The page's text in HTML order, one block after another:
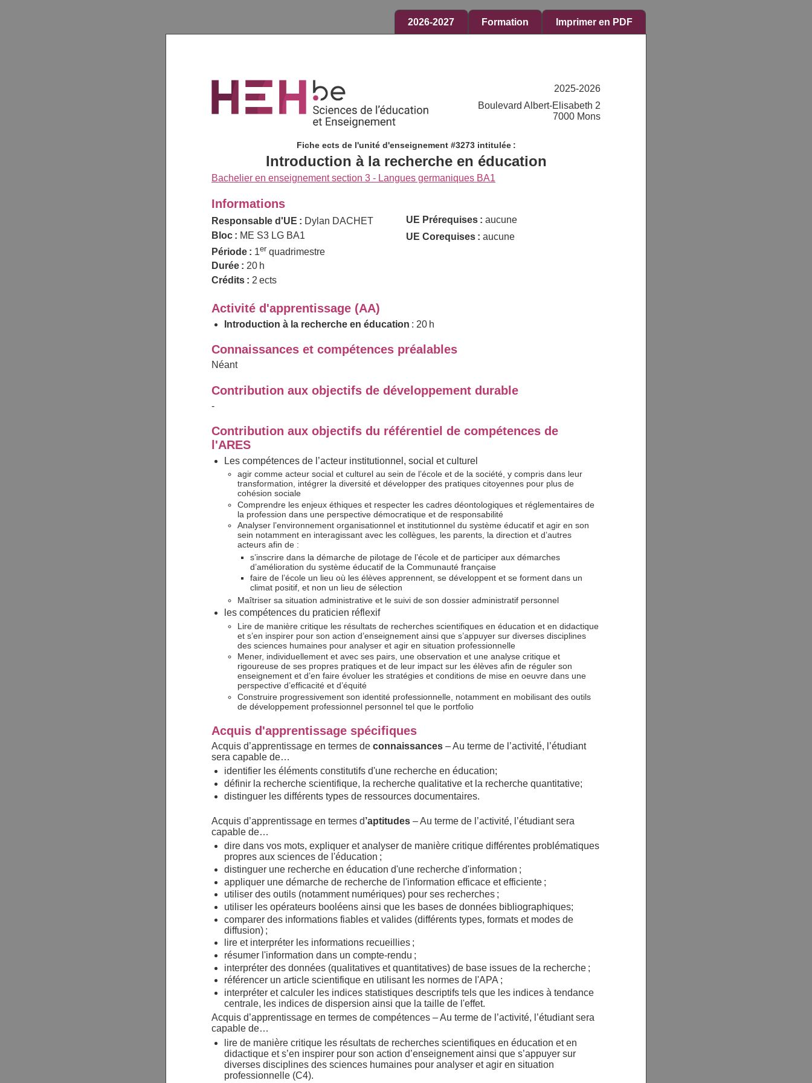
2026-2027 Formation Imprimer en PDF
2025-2026
Boulevard Albert-Elisabeth 2
7000 Mons
Fiche ects de l'unité d'enseignement #3273 intitulée :
Introduction à la recherche en éducation
Bachelier en enseignement section 3 - Langues germaniques BA1
Informations
Responsable d'UE : Dylan DACHET
Bloc : ME S3 LG BA1
Période : 1er quadrimestre
Durée : 20 h
Crédits : 2 ects
UE Prérequises : aucune
UE Corequises : aucune
Activité d'apprentissage (AA)
Introduction à la recherche en éducation : 20 h
Connaissances et compétences préalables
Néant
Contribution aux objectifs de développement durable
-
Contribution aux objectifs du référentiel de compétences de
l'ARES
Les compétences de l’acteur institutionnel, social et culturel
agir comme acteur social et culturel au sein de l’école et de la société, y compris dans leur
transformation, intégrer la diversité et développer des pratiques citoyennes pour plus de
cohésion sociale
Comprendre les enjeux éthiques et respecter les cadres déontologiques et réglementaires de
la profession dans une perspective démocratique et de responsabilité
Analyser l’environnement organisationnel et institutionnel du système éducatif et agir en son
sein notamment en interagissant avec les collègues, les parents, la direction et d’autres
acteurs afin de :
s’inscrire dans la démarche de pilotage de l’école et de participer aux démarches
d’amélioration du système éducatif de la Communauté française
faire de l’école un lieu où les élèves apprennent, se développent et se forment dans un
climat positif, et non un lieu de sélection
Maîtriser sa situation administrative et le suivi de son dossier administratif personnel
les compétences du praticien réflexif
Lire de manière critique les résultats de recherches scientifiques en éducation et en didactique
et s’en inspirer pour son action d’enseignement ainsi que s’appuyer sur diverses disciplines
des sciences humaines pour analyser et agir en situation professionnelle
Mener, individuellement et avec ses pairs, une observation et une analyse critique et
rigoureuse de ses propres pratiques et de leur impact sur les élèves afin de réguler son
enseignement et d’en faire évoluer les stratégies et conditions de mise en oeuvre dans une
perspective d’efficacité et d’équité
Construire progressivement son identité professionnelle, notamment en mobilisant des outils
de développement professionnel personnel tel que le portfolio
Acquis d'apprentissage spécifiques
Acquis d’apprentissage en termes de connaissances – Au terme de l’activité, l’étudiant
sera capable de…
identifier les éléments constitutifs d'une recherche en éducation;
définir la recherche scientifique, la recherche qualitative et la recherche quantitative;
distinguer les différents types de ressources documentaires.
Acquis d’apprentissage en termes d’aptitudes – Au terme de l’activité, l’étudiant sera
capable de…
dire dans vos mots, expliquer et analyser de manière critique différentes problématiques
propres aux sciences de l'éducation ;
distinguer une recherche en éducation d'une recherche d'information ;
appliquer une démarche de recherche de l'information efficace et efficiente ;
utiliser des outils (notamment numériques) pour ses recherches ;
utiliser les opérateurs booléens ainsi que les bases de données bibliographiques;
comparer des informations fiables et valides (différents types, formats et modes de
diffusion) ;
lire et interpréter les informations recueillies ;
résumer l'information dans un compte-rendu ;
interpréter des données (qualitatives et quantitatives) de base issues de la recherche ;
référencer un article scientifique en utilisant les normes de l'APA ;
interpréter et calculer les indices statistiques descriptifs tels que les indices à tendance
centrale, les indices de dispersion ainsi que la taille de l'effet.
Acquis d’apprentissage en termes de compétences – Au terme de l’activité, l’étudiant sera
capable de…
lire de manière critique les résultats de recherches scientifiques en éducation et en
didactique et s’en inspirer pour son action d’enseignement ainsi que s’appuyer sur
diverses disciplines des sciences humaines pour analyser et agir en situation
professionnelle (C4).